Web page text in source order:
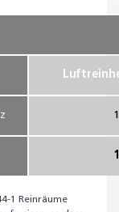
1
1
1 Reinräume